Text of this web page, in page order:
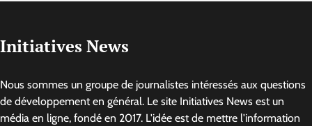
Initiatives News
Nous sommes un groupe de journalistes intéressés aux questions
de développement en général. Le site Initiatives News est un
média en ligne, fondé en 2017. L'idée est de mettre l'information